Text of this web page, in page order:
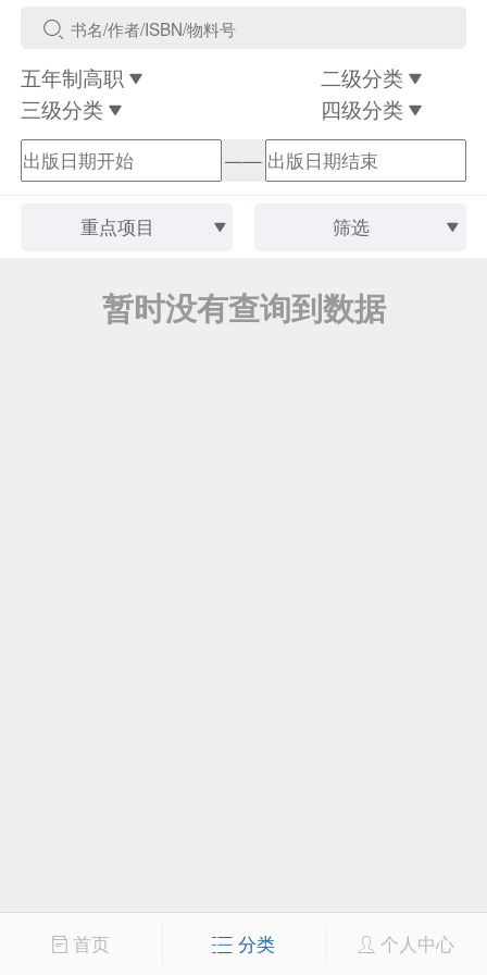
五年制高职
二级分类
三级分类
四级分类
——
重点项目 筛选
暂时没有查询到数据
首页 分类 个人中心